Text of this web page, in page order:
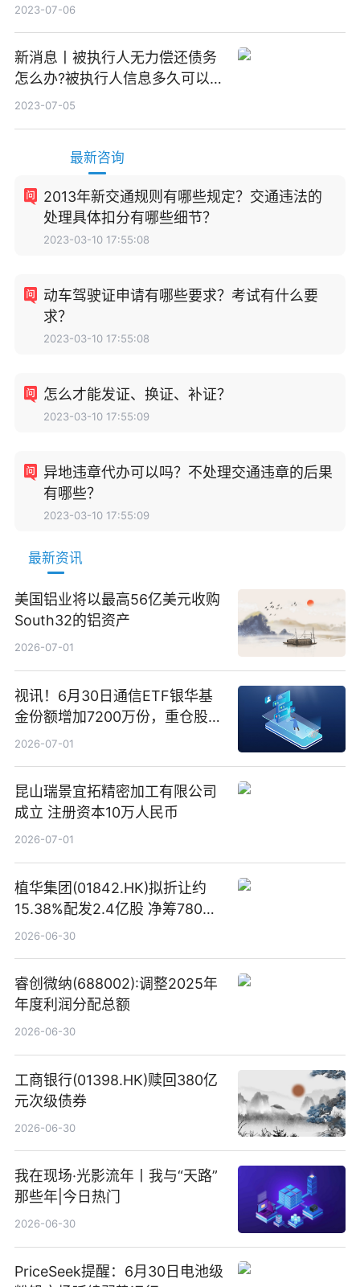
2023-07-06
新消息丨被执行人无力偿还债务
怎么办?被执行人信息多久可以
消除?
2023-07-05
最新咨询
2013年新交通规则有哪些规定？交通违法的
处理具体扣分有哪些细节？
2023-03-10 17:55:08
动车驾驶证申请有哪些要求？考试有什么要
求？
2023-03-10 17:55:08
怎么才能发证、换证、补证？
2023-03-10 17:55:09
异地违章代办可以吗？不处理交通违章的后果
有哪些？
2023-03-10 17:55:09
最新资讯
美国铝业将以最高56亿美元收购
South32的铝资产
2026-07-01
视讯！6月30日通信ETF银华基
金份额增加7200万份，重仓股新
易盛、中际旭创、立讯精密
2026-07-01
昆山瑞景宜拓精密加工有限公司
成立 注册资本10万人民币
2026-07-01
植华集团(01842.HK)拟折让约
15.38%配发2.4亿股 净筹780万
港元
2026-06-30
睿创微纳(688002):调整2025年
年度利润分配总额
2026-06-30
工商银行(01398.HK)赎回380亿
元次级债券
2026-06-30
我在现场·光影流年丨我与“天路”
那些年|今日热门
2026-06-30
PriceSeek提醒：6月30日电池级